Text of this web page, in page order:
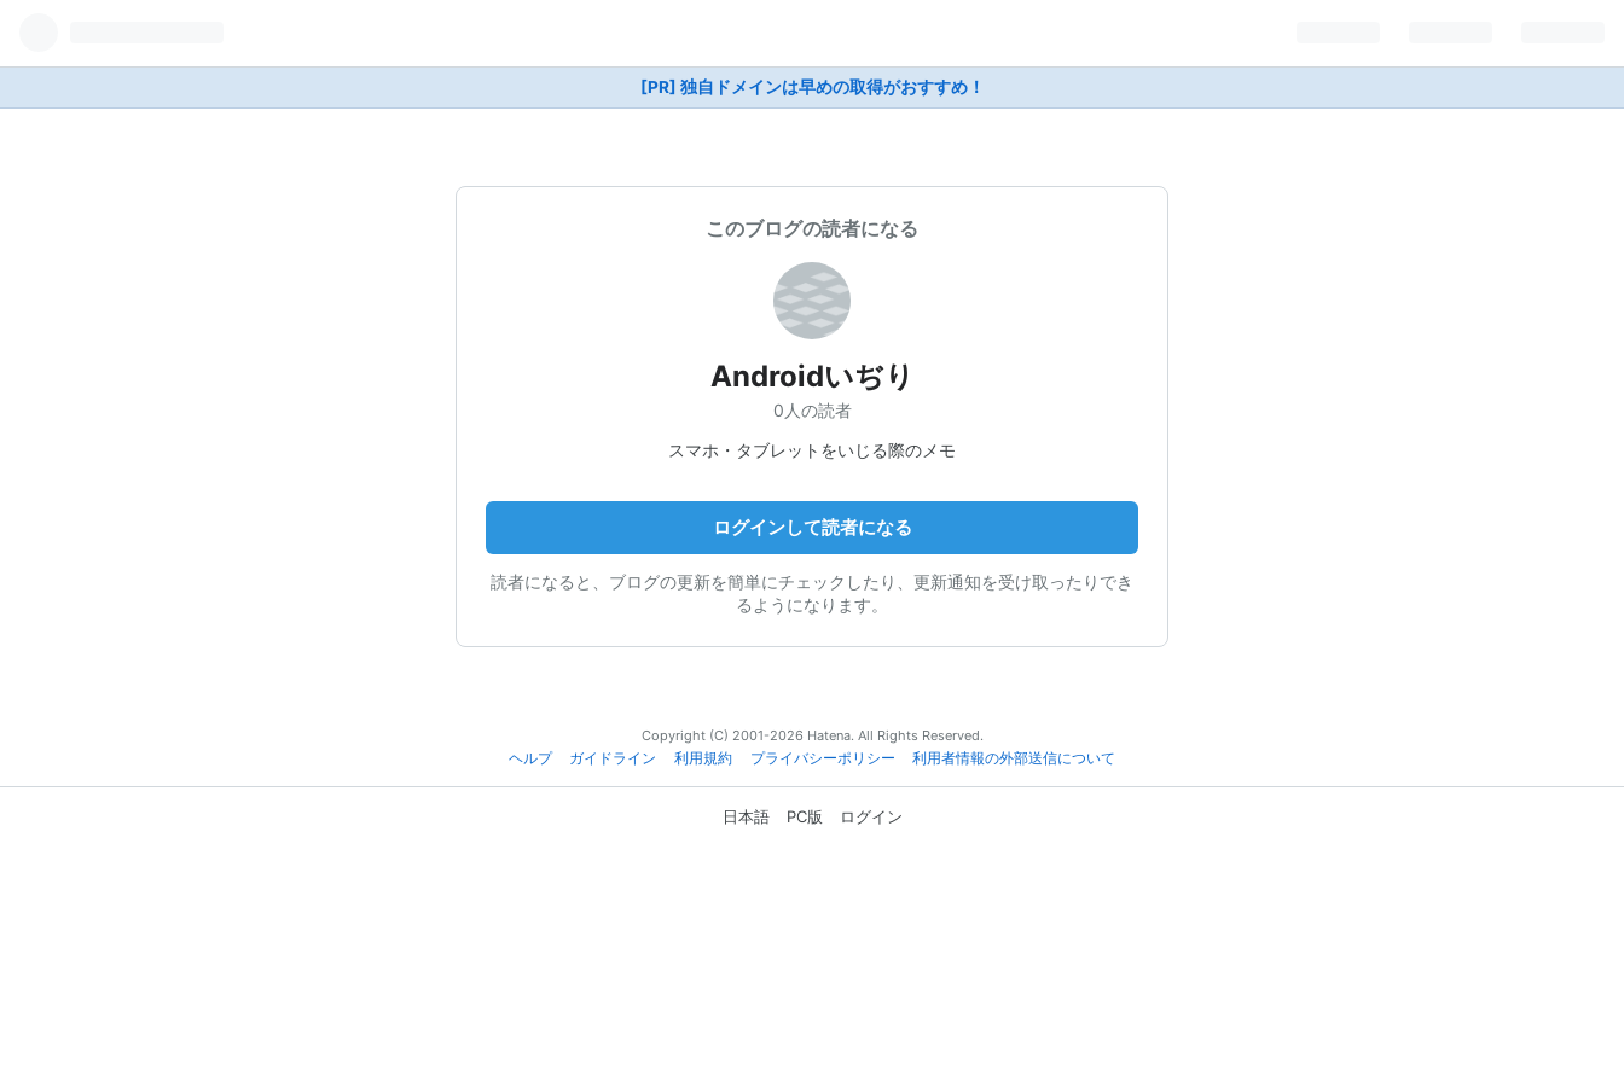
[PR] 独自ドメインは早めの取得がおすすめ！
このブログの読者になる
Androidいぢり
0人の読者
スマホ・タブレットをいじる際のメモ
ログインして読者になる
読者になると、ブログの更新を簡単にチェックしたり、更新通知を受け取ったりでき
るようになります。
Copyright (C) 2001-2026 Hatena. All Rights Reserved.
ヘルプ
ガイドライン 利用規約 プライバシーポリシー 利用者情報の外部送信について
日本語 PC版 ログイン